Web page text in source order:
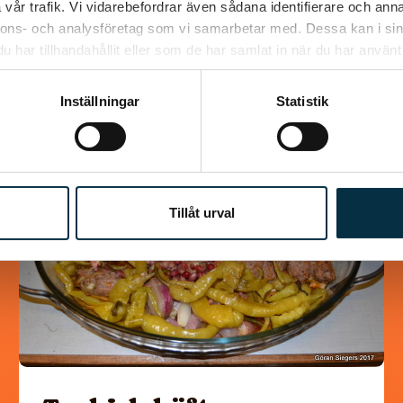
trafik. Vi vidarebefordrar även sådana identifierare och
och analysföretag som vi samarbetar med. Dessa kan i
har tillhandahållit eller som de har samlat in när du har
Inställningar Statistik
Tillåt urval
Liknande recept
@koppargrytan